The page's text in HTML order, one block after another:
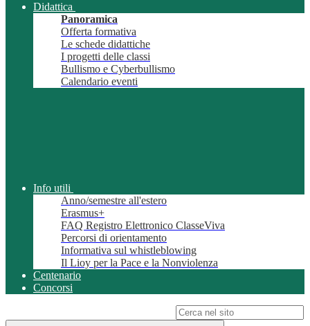
Didattica
Panoramica
Offerta formativa
Le schede didattiche
I progetti delle classi
Bullismo e Cyberbullismo
Calendario eventi
Info utili
Anno/semestre all'estero
Erasmus+
FAQ Registro Elettronico ClasseViva
Percorsi di orientamento
Informativa sul whistleblowing
Il Lioy per la Pace e la Nonviolenza
Centenario
Concorsi